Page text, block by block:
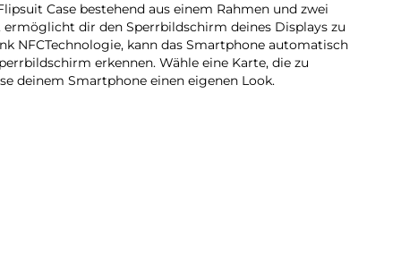
Case bestehend aus einem Rahmen und zwei
ermöglicht dir den Sperrbildschirm deines Displays zu
NFCTechnologie, kann das Smartphone automatisch
erkennen. Wähle eine Karte, die zu
deinem Smartphone einen eigenen Look.